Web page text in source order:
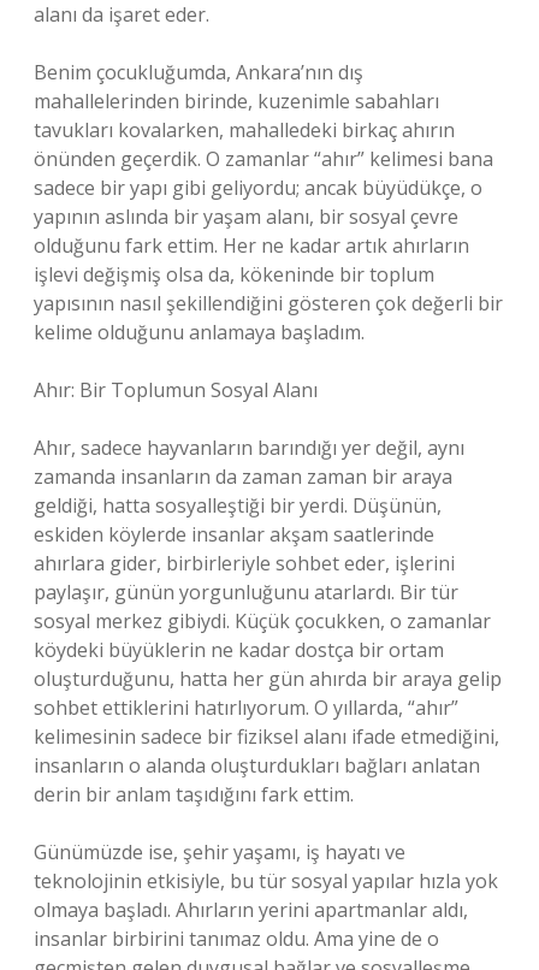
alanı da işaret eder.
Benim çocukluğumda, Ankara’nın dış
mahallelerinden birinde, kuzenimle sabahları
tavukları kovalarken, mahalledeki birkaç ahırın
önünden geçerdik. O zamanlar “ahır” kelimesi bana
sadece bir yapı gibi geliyordu; ancak büyüdükçe, o
yapının aslında bir yaşam alanı, bir sosyal çevre
olduğunu fark ettim. Her ne kadar artık ahırların
işlevi değişmiş olsa da, kökeninde bir toplum
yapısının nasıl şekillendiğini gösteren çok değerli bir
kelime olduğunu anlamaya başladım.
Ahır: Bir Toplumun Sosyal Alanı
Ahır, sadece hayvanların barındığı yer değil, aynı
zamanda insanların da zaman zaman bir araya
geldiği, hatta sosyalleştiği bir yerdi. Düşünün,
eskiden köylerde insanlar akşam saatlerinde
ahırlara gider, birbirleriyle sohbet eder, işlerini
paylaşır, günün yorgunluğunu atarlardı. Bir tür
sosyal merkez gibiydi. Küçük çocukken, o zamanlar
köydeki büyüklerin ne kadar dostça bir ortam
oluşturduğunu, hatta her gün ahırda bir araya gelip
sohbet ettiklerini hatırlıyorum. O yıllarda, “ahır”
kelimesinin sadece bir fiziksel alanı ifade etmediğini,
insanların o alanda oluşturdukları bağları anlatan
derin bir anlam taşıdığını fark ettim.
Günümüzde ise, şehir yaşamı, iş hayatı ve
teknolojinin etkisiyle, bu tür sosyal yapılar hızla yok
olmaya başladı. Ahırların yerini apartmanlar aldı,
insanlar birbirini tanımaz oldu. Ama yine de o